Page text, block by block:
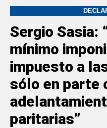
Sergio Sasia:
mínimo
impuesto a
sólo en parte
paritarias”